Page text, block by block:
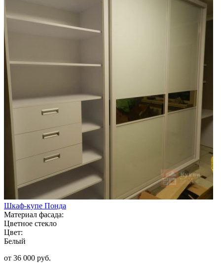
Шкаф-купе Понда
Материал фасада:
Цветное стекло
Цвет:
Белый
от 36 000 руб.